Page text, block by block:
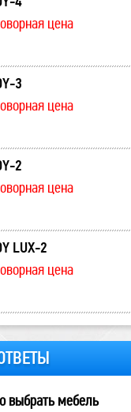
цена
3
цена
2
цена
LUX-2
цена
выбрать мебель